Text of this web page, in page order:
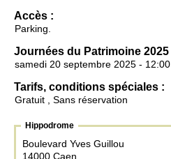
Accès :
Parking.
Journées du Patrimoine
samedi 20 septembre 2025 -
Tarifs, conditions spéciales :
Gratuit , Sans réservation
Hippodrome
Boulevard Yves Guillou
14000 Caen